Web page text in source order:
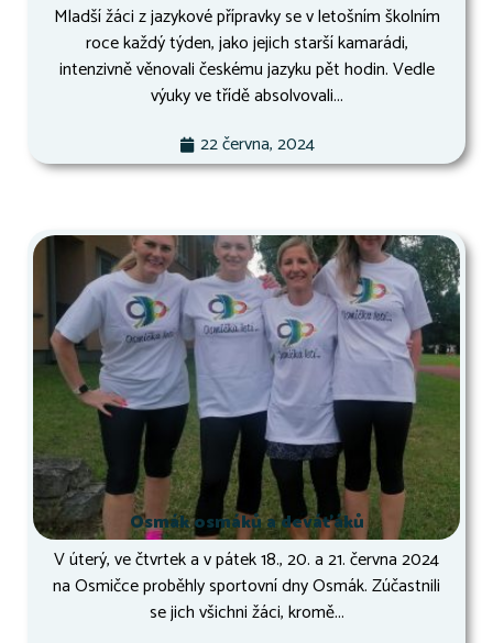
Mladší žáci z jazykové přípravky se v letošním školním
roce každý týden, jako jejich starší kamarádi,
intenzivně věnovali českému jazyku pět hodin. Vedle
výuky ve třídě absolvovali...
22 června, 2024
Osmák osmáků a deváťáků
V úterý, ve čtvrtek a v pátek 18., 20. a 21. června 2024
na Osmičce proběhly sportovní dny Osmák. Zúčastnili
se jich všichni žáci, kromě...